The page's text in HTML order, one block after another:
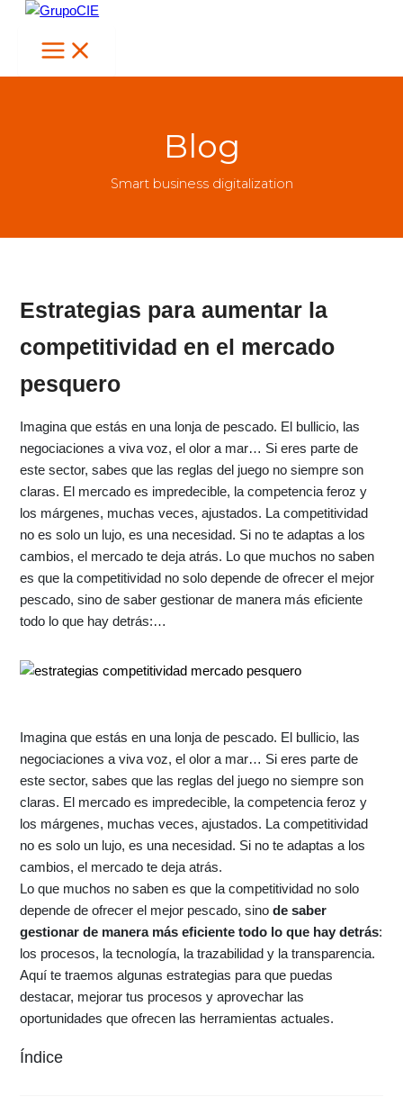
contenido
Blog
Smart business digitalization
Estrategias para aumentar la
competitividad en el mercado
pesquero
Imagina que estás en una lonja de pescado. El bullicio, las
negociaciones a viva voz, el olor a mar… Si eres parte de
este sector, sabes que las reglas del juego no siempre son
claras. El mercado es impredecible, la competencia feroz y
los márgenes, muchas veces, ajustados. La competitividad
no es solo un lujo, es una necesidad. Si no te adaptas a los
cambios, el mercado te deja atrás. Lo que muchos no saben
es que la competitividad no solo depende de ofrecer el mejor
pescado, sino de saber gestionar de manera más eficiente
todo lo que hay detrás:…
Imagina que estás en una lonja de pescado. El bullicio, las
negociaciones a viva voz, el olor a mar… Si eres parte de
este sector, sabes que las reglas del juego no siempre son
claras. El mercado es impredecible, la competencia feroz y
los márgenes, muchas veces, ajustados. La competitividad
no es solo un lujo, es una necesidad. Si no te adaptas a los
cambios, el mercado te deja atrás.
Lo que muchos no saben es que la competitividad no solo
depende de ofrecer el mejor pescado, sino de saber
gestionar de manera más eficiente todo lo que hay detrás:
los procesos, la tecnología, la trazabilidad y la transparencia.
Aquí te traemos algunas estrategias para que puedas
destacar, mejorar tus procesos y aprovechar las
oportunidades que ofrecen las herramientas actuales.
Índice